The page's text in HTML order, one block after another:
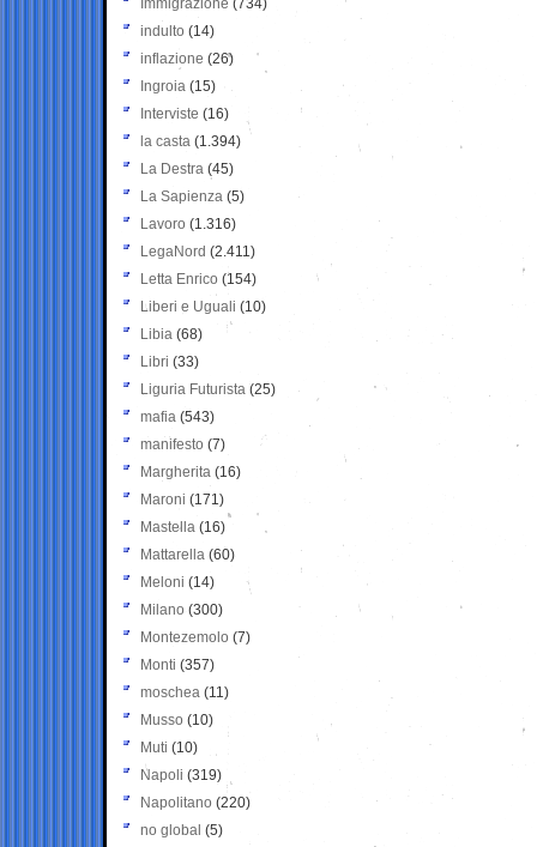
Immigrazione (734)
indulto (14)
inflazione (26)
Ingroia (15)
Interviste (16)
la casta (1.394)
La Destra (45)
La Sapienza (5)
Lavoro (1.316)
LegaNord (2.411)
Letta Enrico (154)
Liberi e Uguali (10)
Libia (68)
Libri (33)
Liguria Futurista (25)
mafia (543)
manifesto (7)
Margherita (16)
Maroni (171)
Mastella (16)
Mattarella (60)
Meloni (14)
Milano (300)
Montezemolo (7)
Monti (357)
moschea (11)
Musso (10)
Muti (10)
Napoli (319)
Napolitano (220)
no global (5)